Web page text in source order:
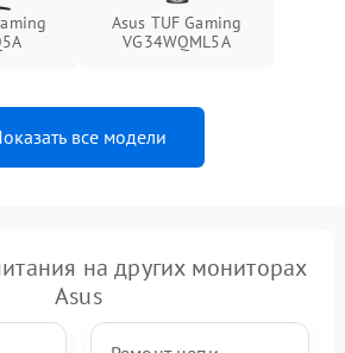
Asus TUF Gaming
VG34WQML5A
все модели
на других мониторах
Asus